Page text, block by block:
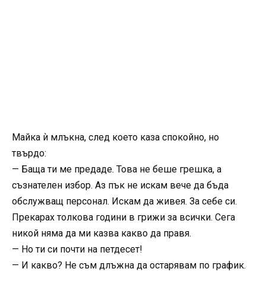
Майка ѝ млъкна, след което каза спокойно, но
твърдо:
— Баща ти ме предаде. Това не беше грешка, а
съзнателен избор. Аз пък не искам вече да бъда
обслужващ персонал. Искам да живея. За себе си.
Прекарах толкова години в грижи за всички. Сега
никой няма да ми казва какво да правя.
— Но ти си почти на петдесет!
— И какво? Не съм длъжна да остарявам по график.